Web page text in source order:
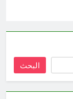
البحث